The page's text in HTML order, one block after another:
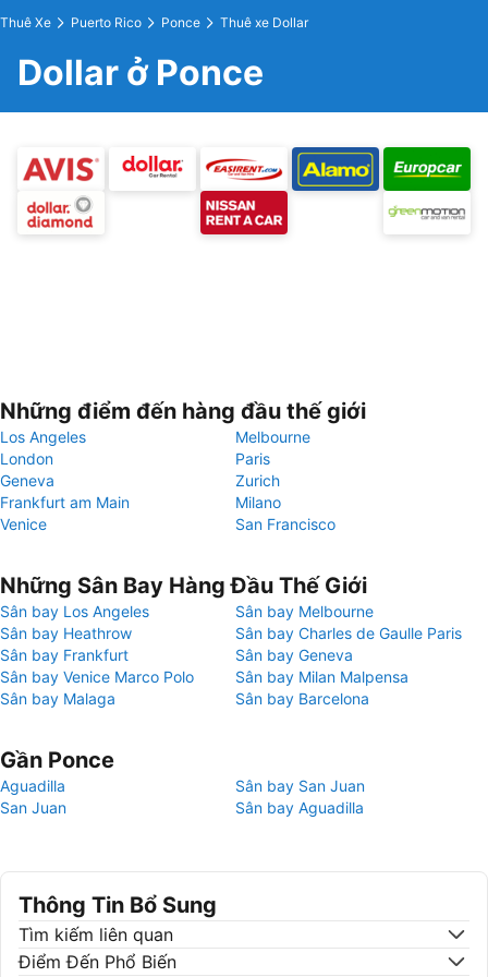
Thuê Xe Puerto Rico Ponce Thuê xe Dollar
Dollar ở Ponce
Những điểm đến hàng đầu thế giới
Los Angeles
Melbourne
London
Paris
Geneva
Zurich
Frankfurt am Main
Milano
Venice
San Francisco
Những Sân Bay Hàng Đầu Thế Giới
Sân bay Los Angeles
Sân bay Melbourne
Sân bay Heathrow
Sân bay Charles de Gaulle Paris
Sân bay Frankfurt
Sân bay Geneva
Sân bay Venice Marco Polo
Sân bay Milan Malpensa
Sân bay Malaga
Sân bay Barcelona
Gần Ponce
Aguadilla
Sân bay San Juan
San Juan
Sân bay Aguadilla
Thông Tin Bổ Sung
Tìm kiếm liên quan
Điểm Đến Phổ Biến